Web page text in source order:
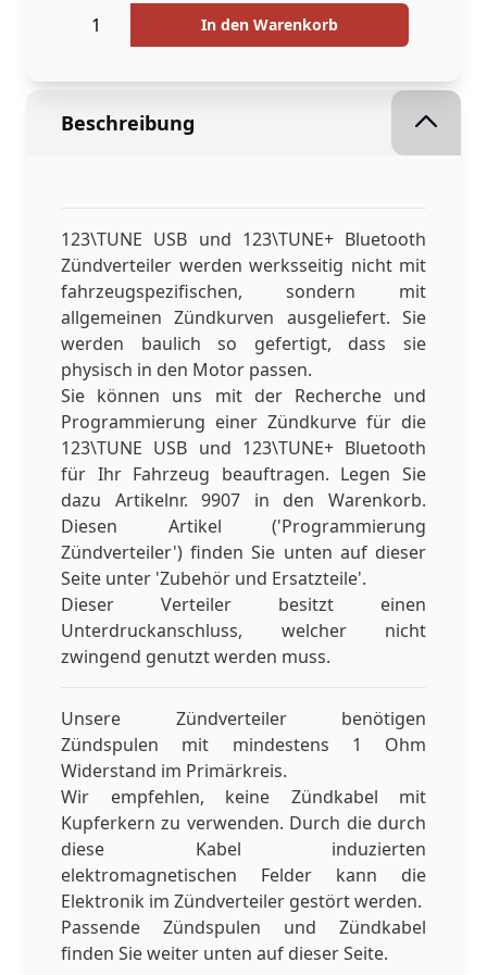
In den Warenkorb
Beschreibung
123\TUNE USB und 123\TUNE+ Bluetooth
Zündverteiler werden werksseitig nicht mit
fahrzeugspezifischen, sondern mit
allgemeinen Zündkurven ausgeliefert. Sie
werden baulich so gefertigt, dass sie
physisch in den Motor passen.
Sie können uns mit der Recherche und
Programmierung einer Zündkurve für die
123\TUNE USB und 123\TUNE+ Bluetooth
für Ihr Fahrzeug beauftragen. Legen Sie
dazu Artikelnr. 9907 in den Warenkorb.
Diesen Artikel ('Programmierung
Zündverteiler') finden Sie unten auf dieser
Seite unter 'Zubehör und Ersatzteile'.
Dieser Verteiler besitzt einen
Unterdruckanschluss, welcher nicht
zwingend genutzt werden muss.
Unsere Zündverteiler benötigen
Zündspulen mit mindestens 1 Ohm
Widerstand im Primärkreis.
Wir empfehlen, keine Zündkabel mit
Kupferkern zu verwenden. Durch die durch
diese Kabel induzierten
elektromagnetischen Felder kann die
Elektronik im Zündverteiler gestört werden.
Passende Zündspulen und Zündkabel
finden Sie weiter unten auf dieser Seite.